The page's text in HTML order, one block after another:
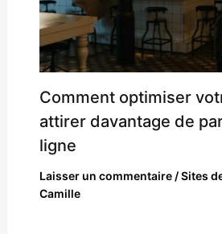
Comment optimiser
attirer davantage de
ligne
Laisser un commentaire /Sites
Camille